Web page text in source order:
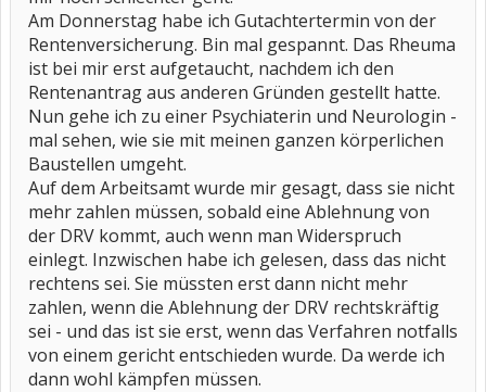
Am Donnerstag habe ich Gutachtertermin von der
Rentenversicherung. Bin mal gespannt. Das Rheuma
ist bei mir erst aufgetaucht, nachdem ich den
Rentenantrag aus anderen Gründen gestellt hatte.
Nun gehe ich zu einer Psychiaterin und Neurologin -
mal sehen, wie sie mit meinen ganzen körperlichen
Baustellen umgeht.
Auf dem Arbeitsamt wurde mir gesagt, dass sie nicht
mehr zahlen müssen, sobald eine Ablehnung von
der DRV kommt, auch wenn man Widerspruch
einlegt. Inzwischen habe ich gelesen, dass das nicht
rechtens sei. Sie müssten erst dann nicht mehr
zahlen, wenn die Ablehnung der DRV rechtskräftig
sei - und das ist sie erst, wenn das Verfahren notfalls
von einem gericht entschieden wurde. Da werde ich
dann wohl kämpfen müssen.